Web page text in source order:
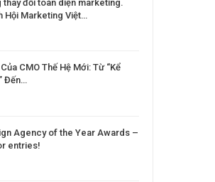
thay đổi toàn diện marketing.
Hội Marketing Việt…
CMO Thế Hệ Mới: Từ “Kể
Đến…
Agency of the Year Awards –
entries!